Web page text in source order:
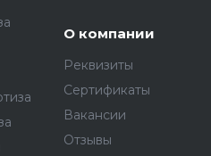
О компании
Реквизиты
Сертификаты
Вакансии
Отзывы